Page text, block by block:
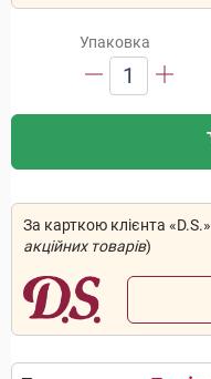
Упаковка
1
За карткою клієнта
акційних товарів)